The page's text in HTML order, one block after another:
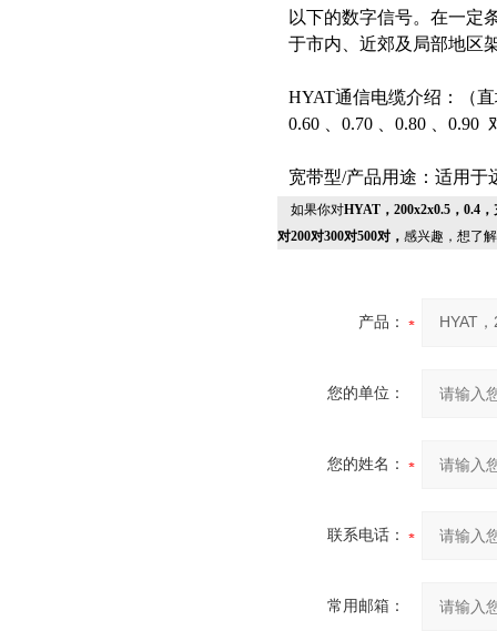
以下的数字信号。在一定
于市内、近郊及局部地区
HYAT通信电缆介绍：（
0.60 、0.70 、0.80 、0.90
宽带型/产品用途：适用于
如果你对HYAT，200x2x0.5，0.4
对200对300对500对， 感兴趣，想了
产品：
您的单位：
您的姓名：
联系电话：
常用邮箱：